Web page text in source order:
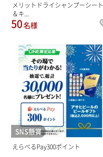
メリットドライシャンプーシート
＆キ...
50名様
SNS懸賞
えらべるPay300ポイント